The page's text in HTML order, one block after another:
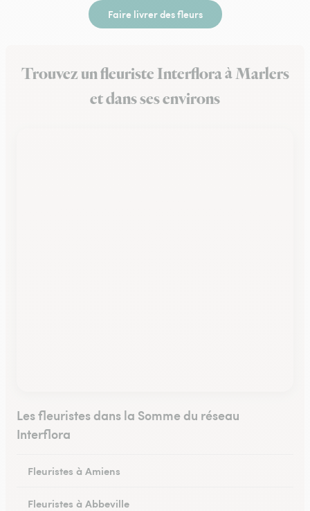
Faire livrer des fleurs
Trouvez un fleuriste Interflora à Marlers
et dans ses environs
Les fleuristes dans la Somme du réseau
Interflora
Fleuristes à Amiens
Fleuristes à Abbeville